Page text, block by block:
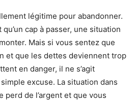
légitime pour abandonner.
cap à passer, une situation
Mais si vous sentez que
et que les dettes deviennent trop
en danger, il ne s’agit
excuse. La situation dans
de l’argent et que vous